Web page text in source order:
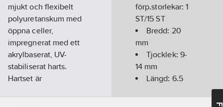
mjukt och flexibelt
polyuretanskum med
öppna celler,
impregnerat med ett
akrylbaserat, UV-
stabiliserat harts.
Hartset är
förp.storlekar:1
ST/15 ST
Bredd: 20
mm
Tjocklek: 9-
14 mm
Längd: 6.5